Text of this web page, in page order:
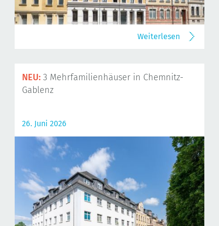
Weiterlesen
NEU: 3 Mehrfamilienhäuser in Chemnitz-
Gablenz
26. Juni 2026